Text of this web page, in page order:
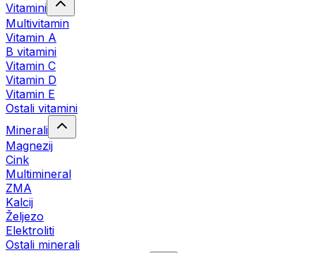
Vitamini
Multivitamin
Vitamin A
B vitamini
Vitamin C
Vitamin D
Vitamin E
Ostali vitamini
Minerali
Magnezij
Cink
Multimineral
ZMA
Kalcij
Željezo
Elektroliti
Ostali minerali